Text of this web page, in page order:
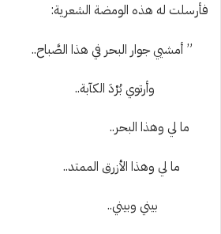
فأرسلت له هذه الومضة الشعرية:
” أمشيي جوار البحر في هذا الصَّباح..
وأرتوي بُرْدَ الكآبة..
ما لي وهذا البحر..
ما لي وهذا الأزرق الممتد..
بيني وبيني..